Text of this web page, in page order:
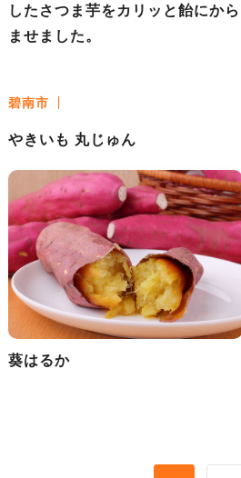
したさつま芋をカリッと飴にから
ませました。
碧南市
やきいも 丸じゅん
葵はるか